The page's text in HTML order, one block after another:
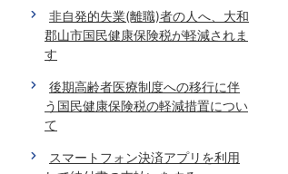
非自発的失業(離職)者の人へ、大和
郡山市国民健康保険税が軽減されま
す
後期高齢者医療制度への移行に伴
う国民健康保険税の軽減措置につい
て
スマートフォン決済アプリを利用